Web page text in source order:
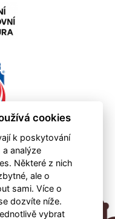
cookies
k poskytování
analýze
Některé z nich
ale o
sami. Více o
dozvíte níže.
vybrat